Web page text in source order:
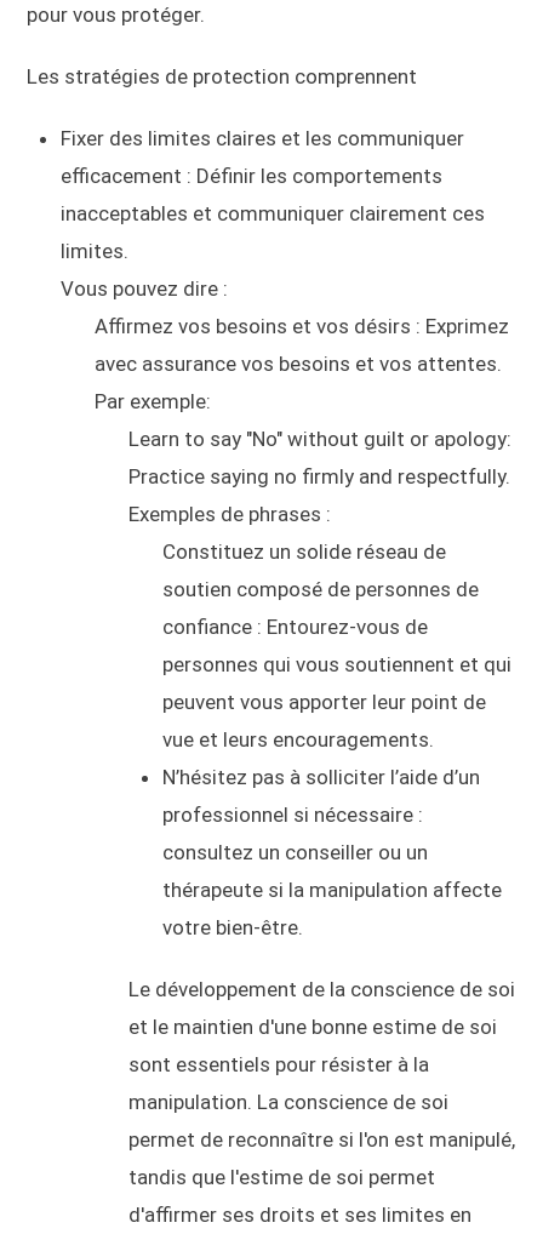
pour vous protéger.
Les stratégies de protection comprennent
Fixer des limites claires et les communiquer
efficacement : Définir les comportements
inacceptables et communiquer clairement ces
limites.
Vous pouvez dire :
Affirmez vos besoins et vos désirs : Exprimez
avec assurance vos besoins et vos attentes.
Par exemple:
Learn to say "No" without guilt or apology:
Practice saying no firmly and respectfully.
Exemples de phrases :
Constituez un solide réseau de
soutien composé de personnes de
confiance : Entourez-vous de
personnes qui vous soutiennent et qui
peuvent vous apporter leur point de
vue et leurs encouragements.
N’hésitez pas à solliciter l’aide d’un
professionnel si nécessaire :
consultez un conseiller ou un
thérapeute si la manipulation affecte
votre bien-être.
Le développement de la conscience de soi
et le maintien d'une bonne estime de soi
sont essentiels pour résister à la
manipulation. La conscience de soi
permet de reconnaître si l'on est manipulé,
tandis que l'estime de soi permet
d'affirmer ses droits et ses limites en